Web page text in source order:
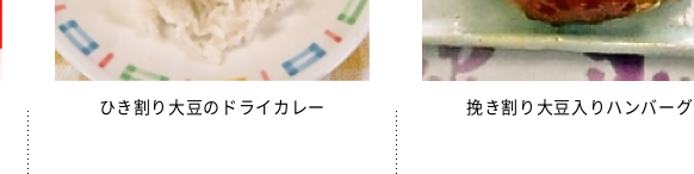
白花豆&白いんげん豆ペースト
スクールがんもどき（Ca・Fe）
スクール糸かまぼこ
ひき割り大豆のドライカレー 挽き割り大豆入りハンバーグ